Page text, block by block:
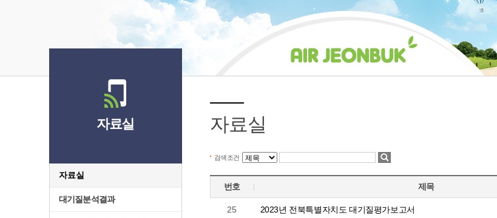
자료실
자료실
대기질분석결과
자료실
검색조건
번호 제목
25 2023년 전북특별자치도 대기질평가보고서